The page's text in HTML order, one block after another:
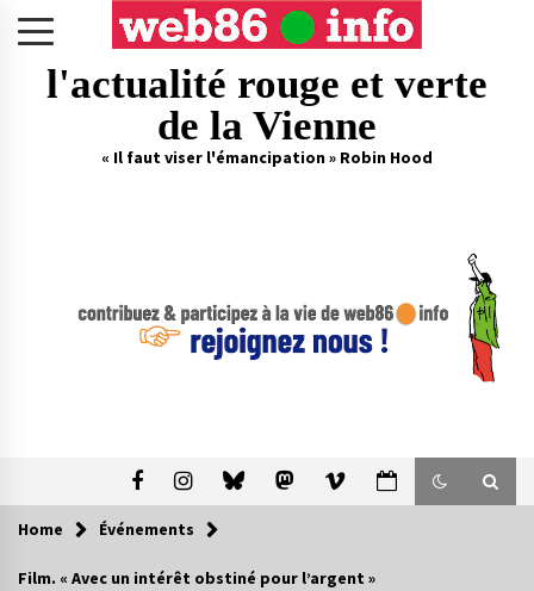
l'actualité rouge et verte
de la Vienne
« Il faut viser l'émancipation » Robin Hood
Home Événements
Film. « Avec un intérêt obstiné pour l’argent »